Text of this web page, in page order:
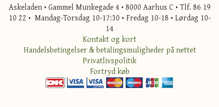
Askeladen • Gammel Munkegade 4 • 8000 Aarhus C • Tlf. 86 19
10 22 • Mandag-Torsdag 10-17:30 • Fredag 10-18 • Lørdag 10-
14
Kontakt og kort
Handelsbetingelser & betalingsmuligheder på nettet
Privatlivspolitik
Fortryd køb